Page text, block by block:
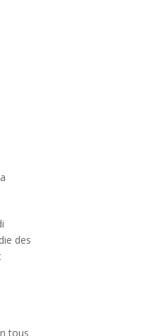
des
tous